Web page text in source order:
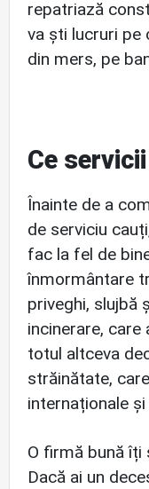
repatriază
va ști lucruri pe
din mers, pe
Ce
Înainte de a
de serviciu
fac la fel de
înmormântare
priveghi, slujbă
incinerare,
totul altceva
străinătate,
internaționale
O firmă bună îți
Dacă ai un